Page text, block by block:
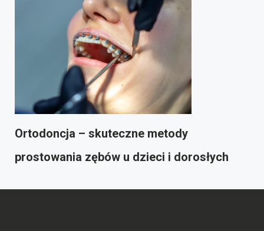
Ortodoncja – skuteczne metody
prostowania zębów u dzieci i dorosłych